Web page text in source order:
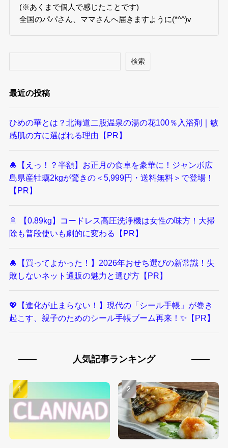
(※あくまで個人で感じたことです)
全国のパパさん、ママさんへ届きますように(*^^)v
検索
最近の投稿
ひめの華とは？北海道二股温泉の湯の花100％入浴剤｜敏
感肌の方に選ばれる理由【PR】
🎍【えっ！？半額】お正月の食卓を豪華に！ジャンボ広
島県産牡蠣2kgが驚きの＜5,999円・送料無料＞で登場！
【PR】
🚿 【0.89kg】コードレス高圧洗浄機は女性の味方！大掃
除も普段使いも劇的に変わる【PR】
🎍【買ってよかった！】2026年おせち選びの新常識！失
敗しないネット通販の魅力と選び方【PR】
💖【進化が止まらない！】現代の「シール手帳」が巻き
起こす、親子のためのシール手帳ブーム再来！✨【PR】
人気記事ランキング